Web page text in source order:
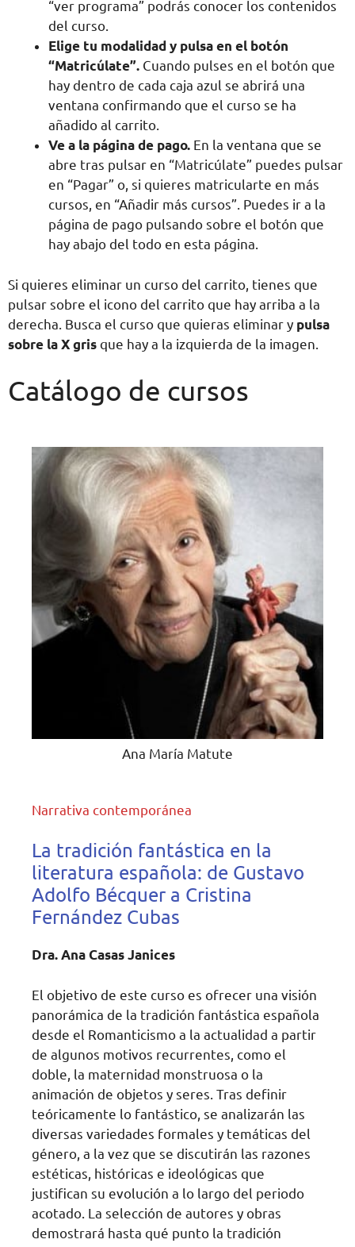
“ver programa” podrás conocer los contenidos
del curso.
Elige tu modalidad y pulsa en el botón
“Matricúlate”. Cuando pulses en el botón que
hay dentro de cada caja azul se abrirá una
ventana confirmando que el curso se ha
añadido al carrito.
Ve a la página de pago. En la ventana que se
abre tras pulsar en “Matricúlate” puedes pulsar
en “Pagar” o, si quieres matricularte en más
cursos, en “Añadir más cursos”. Puedes ir a la
página de pago pulsando sobre el botón que
hay abajo del todo en esta página.
Si quieres eliminar un curso del carrito, tienes que
pulsar sobre el icono del carrito que hay arriba a la
derecha. Busca el curso que quieras eliminar y pulsa
sobre la X gris que hay a la izquierda de la imagen.
Catálogo de cursos
Ana María Matute
Narrativa contemporánea
La tradición fantástica en la
literatura española: de Gustavo
Adolfo Bécquer a Cristina
Fernández Cubas
Dra. Ana Casas Janices
El objetivo de este curso es ofrecer una visión
panorámica de la tradición fantástica española
desde el Romanticismo a la actualidad a partir
de algunos motivos recurrentes, como el
doble, la maternidad monstruosa o la
animación de objetos y seres. Tras definir
teóricamente lo fantástico, se analizarán las
diversas variedades formales y temáticas del
género, a la vez que se discutirán las razones
estéticas, históricas e ideológicas que
justifican su evolución a lo largo del periodo
acotado. La selección de autores y obras
demostrará hasta qué punto la tradición